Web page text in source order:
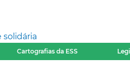
solidária
Cartografias da ESS